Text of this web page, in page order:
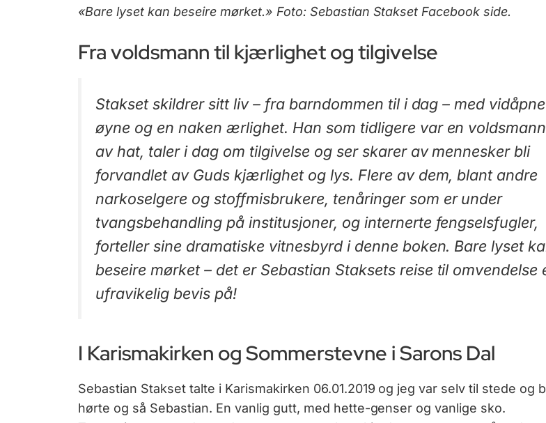
«Bare lyset kan beseire mørket.» Foto: Sebastian Stakset Facebook side.
Fra voldsmann til kjærlighet og tilgivelse
Stakset skildrer sitt liv – fra barndommen til i dag – med vidåpne
øyne og en naken ærlighet. Han som tidligere var en
av hat, taler i dag om tilgivelse og ser skarer av mennesker bli
forvandlet av Guds kjærlighet og lys. Flere av dem, blant andre
narkoselgere og stoffmisbrukere, tenåringer som er under
tvangsbehandling på institusjoner, og internerte fengselsfugler,
forteller sine dramatiske vitnesbyrd i denne boken. Bare lyset
beseire mørket – det er Sebastian Staksets reise til omvendelse
ufravikelig bevis på!
I Karismakirken og Sommerstevne i Sarons Dal
Sebastian Stakset talte i Karismakirken 06.01.2019 og jeg var selv til stede og
hørte og så Sebastian. En vanlig gutt, med hette-genser og vanlige sko.